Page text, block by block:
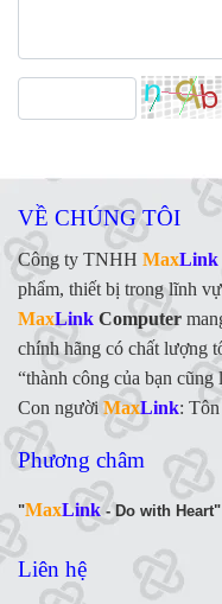
VỀ CHÚNG TÔI
Công ty TNHH MaxLink
phẩm, thiết bị trong lĩnh
MaxLink Computer
chính hãng có chất lượng
“thành công của bạn
Con người MaxLink: Tôn
Phương châm
"MaxLink - Do with Heart"
Liên hệ